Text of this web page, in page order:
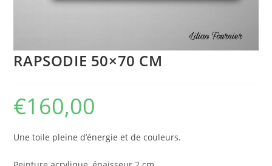
RAPSODIE 50×70 CM
€160,00
Une toile pleine d’énergie et de couleurs.